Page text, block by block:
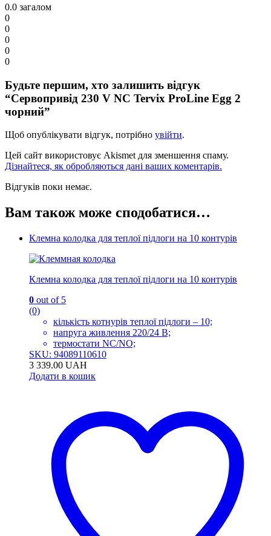
0.0 загалом
0
0
0
0
0
Будьте першим, хто залишить відгук
“Сервопривід 230 V NC Tervix ProLine Egg 2
чорний”
Щоб опублікувати відгук, потрібно увійти.
Цей сайт використовує Akismet для зменшення спаму.
Дізнайтеся, як обробляються дані ваших коментарів.
Відгуків поки немає.
Вам також може сподобатися…
Клемна колодка для теплої підлоги на 10 контурів
Клемна колодка для теплої підлоги на 10 контурів
0 out of 5
(0)
кількість котнурів теплої підлоги – 10;
напруга живлення 220/24 В;
термостати NC/NO;
SKU: 94089110610
3 339.00 UAH
Додати в кошик